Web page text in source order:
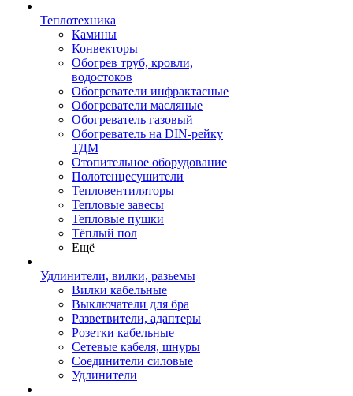
Теплотехника
Камины
Конвекторы
Обогрев труб, кровли,
водостоков
Обогреватели инфрактасные
Обогреватели масляные
Обогреватель газовый
Обогреватель на DIN-рейку
ТДМ
Отопительное оборудование
Полотенцесушители
Тепловентиляторы
Тепловые завесы
Тепловые пушки
Тёплый пол
Ещё
Удлинители, вилки, разьемы
Вилки кабельные
Выключатели для бра
Разветвители, адаптеры
Розетки кабельные
Сетевые кабеля, шнуры
Соединители силовые
Удлинители